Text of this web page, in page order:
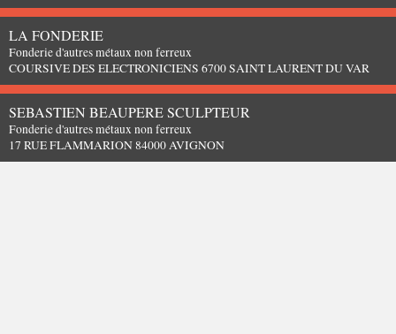
LA FONDERIE
Fonderie d'autres métaux non ferreux
COURSIVE DES ELECTRONICIENS 6700 SAINT LAURENT DU VAR
SEBASTIEN BEAUPERE SCULPTEUR
Fonderie d'autres métaux non ferreux
17 RUE FLAMMARION 84000 AVIGNON